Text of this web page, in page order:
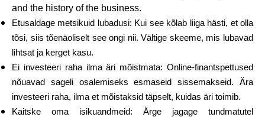
and the history of the business.
Etusaldage metsikuid lubadusi: Kui see kõlab liiga hästi, et olla
tõsi, siis tõenäoliselt see ongi nii. Vältige skeeme, mis lubavad
lihtsat ja kerget kasu.
Ei investeeri raha ilma äri mõistmata: Online-finantspettused
nõuavad sageli osalemiseks esmaseid sissemakseid. Ära
investeeri raha, ilma et mõistaksid täpselt, kuidas äri toimib.
Kaitske oma isikuandmeid: Ärge jagage tundmatutel